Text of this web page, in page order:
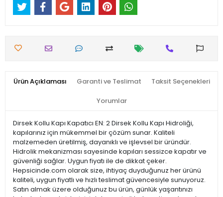
Ürün Açıklaması Garanti ve Teslimat Taksit Seçenekleri
Yorumlar
Dirsek Kollu Kapı Kapatıcı EN: 2 Dirsek Kollu Kapı Hidroliği,
kapılarınız için mükemmel bir çözüm sunar. Kaliteli
malzemeden üretilmiş, dayanıklı ve işlevsel bir üründür.
Hidrolik mekanizması sayesinde kapıları sessizce kapatır ve
güvenliği sağlar. Uygun fiyatı ile de dikkat çeker.
Hepsicinde.com olarak size, ihtiyaç duyduğunuz her ürünü
kaliteli, uygun fiyatlı ve hızlı teslimat güvencesiyle sunuyoruz.
Satın almak üzere olduğunuz bu ürün, günlük yaşantınızı